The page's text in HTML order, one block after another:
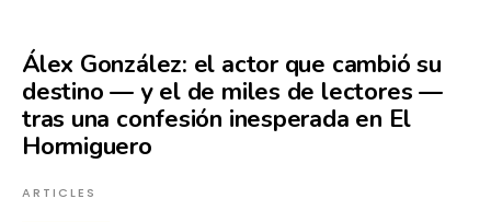
Álex González: el actor que cambió su
destino — y el de miles de lectores —
tras una confesión inesperada en El
Hormiguero
ARTICLES